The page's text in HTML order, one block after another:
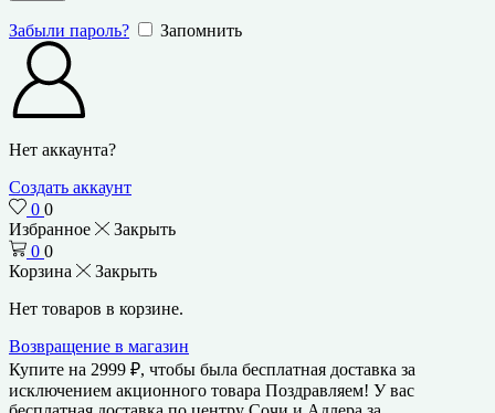
Забыли пароль? Запомнить
Нет аккаунта?
Создать аккаунт
0 0
Избранное
Закрыть
0 0
Корзина
Закрыть
Нет товаров в корзине.
Возвращение в магазин
Купите на 2999 ₽, чтобы была бесплатная доставка за
исключением акционного товара Поздравляем! У вас